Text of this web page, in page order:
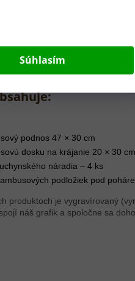
Súhlasím
podnos 47 × 30 cm
dosku na krájanie 20 × 30 cm
náradia – 4 ks
podložiek pod
produktoch je vygravírovaný
náš grafik a spoločne sa